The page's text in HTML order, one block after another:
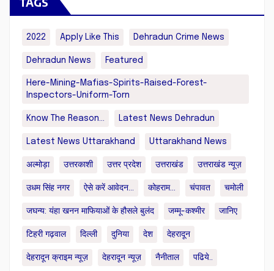
2022 Apply Like This Dehradun Crime News
Dehradun News Featured
Here-Mining-Mafias-Spirits-Raised-Forest-
Inspectors-Uniform-Torn
Know The Reason... Latest News Dehradun
Latest News Uttarakhand Uttarakhand News
अल्मोड़ा उत्तरकाशी उत्तर प्रदेश उत्तराखंड उत्तराखंड न्यूज़
उधम सिंह नगर ऐसे करें आवेदन... कोहराम... चंपावत चमोली
जघन्य: यंहा खनन माफियाओं के हौसले बुलंद जम्मू-कश्मीर जानिए
टिहरी गढ़वाल दिल्ली दुनिया देश देहरादून
देहरादून क्राइम न्यूज़ देहरादून न्यूज़ नैनीताल पढिये..